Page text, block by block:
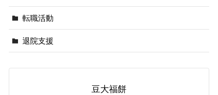
転職活動
退院支援
豆大福餅